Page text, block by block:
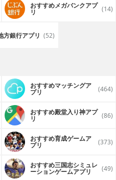
おすすめメガバンクアプ
リ (14)
方銀行アプリ (52)
おすすめマッチングア
プリ (464)
おすすめ殿堂入り神アプ
リ (86)
おすすめ育成ゲームア
プリ (373)
おすすめ三国志シミュレ
ーションゲームアプリ (49)